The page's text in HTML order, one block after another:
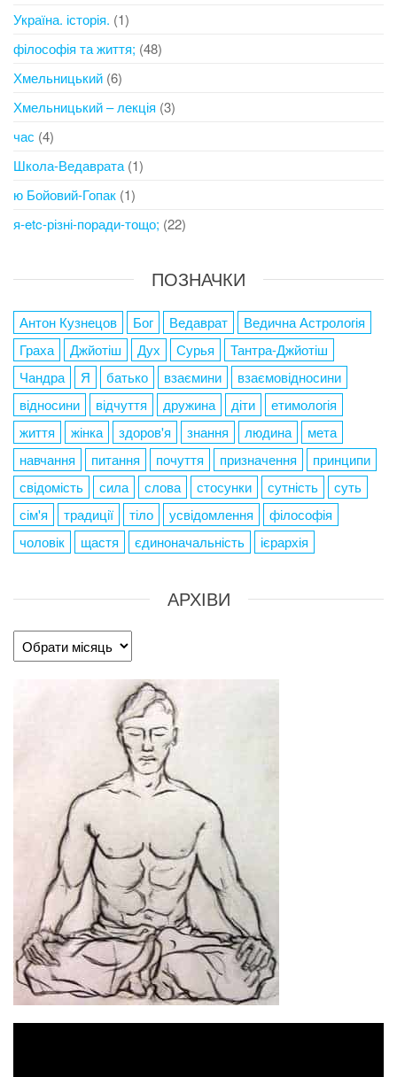
Україна. історія. (1)
філософія та життя; (48)
Хмельницький (6)
Хмельницький – лекція (3)
час (4)
Школа-Ведаврата (1)
ю Бойовий-Гопак (1)
я-etc-різні-поради-тощо; (22)
ПОЗНАЧКИ
Антон Кузнецов Бог Ведаврат
Ведична Астрологія
Граха
Джйотіш Дух Сурья
Тантра-Джйотіш
Чандра
Я батько взаємини
взаємовідносини
відносини
відчуття дружина діти
етимологія
життя
жінка здоров'я знання людина
мета
навчання
питання почуття призначення
принципи
свідомість
сила слова стосунки сутність
суть
сім'я
традиції тіло усвідомлення
філософія
чоловік
щастя єдиноначальність ієрархія
АРХІВИ
Архіви